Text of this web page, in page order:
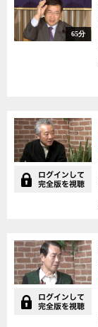
65分
安倍政権は危険な火遊び
をしていないか